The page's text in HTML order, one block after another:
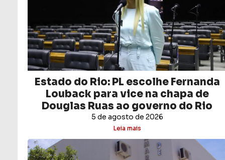
Estado do Rio: PL escolhe Fernanda
Louback para vice na chapa de
Douglas Ruas ao governo do Rio
5 de agosto de 2026
Leia mais